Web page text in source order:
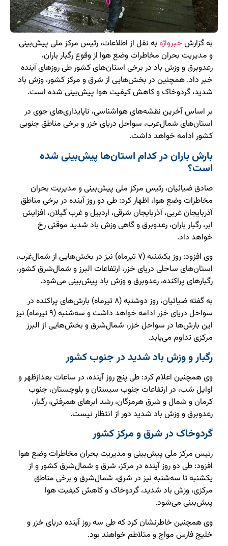
به گزارش خبرواژه به نقل از اطلاعات، رئیس مرکز ملی پیش‌بینی
و مدیریت بحران مخاطرات وضع هوا از وقوع رگبار باران،
رعدوبرق و وزش باد در برخی استان‌های کشور طی روزهای آینده
خبر داد. همچنین در بخش‌هایی از شرق و مرکز کشور، وزش باد
شدید، گردوخاک و کاهش کیفیت هوا پیش‌بینی شده است.
بر اساس آخرین نقشه‌های هواشناسی، ناپایداری‌های جوی در
استان‌های شمال‌غرب، سواحل دریای خزر و برخی مناطق جنوبی
کشور ادامه خواهد داشت.
بارش باران در کدام استان‌ها پیش‌بینی شده
است؟
صادق ضیائیان، رئیس مرکز ملی پیش‌بینی و مدیریت بحران
مخاطرات وضع هوا، اظهار کرد: طی دو روز آینده در برخی مناطق
آذربایجان غربی، آذربایجان شرقی، اردبیل و غرب گیلان، افزایش
ابر، رگبار باران، رعدوبرق و گاهی وزش باد شدید موقتی رخ
خواهد داد.
وی افزود: روز یکشنبه (۷ تیرماه) نیز در بخش‌هایی از شمال‌غرب،
استان‌های ساحلی دریای خزر، ارتفاعات البرز و شمال‌شرق کشور،
رگبارهای پراکنده، رعدوبرق و وزش باد پیش‌بینی می‌شود.
به گفته ضیائیان، روز دوشنبه (۸ تیرماه) بارش‌های پراکنده در
سواحل دریای خزر ادامه خواهد داشت و سه‌شنبه (۹ تیرماه) نیز
این بارش‌ها در سواحل خزر، شمال‌شرق و بخش‌هایی از البرز
مرکزی تداوم می‌یابد.
رگبار و وزش باد شدید در جنوب کشور
وی همچنین اعلام کرد: طی پنج روز آینده، در ساعات بعدازظهر و
اوایل شب، در ارتفاعات جنوب سیستان و بلوچستان، جنوب
کرمان و شمال و شرق هرمزگان، رشد ابرهای همرفتی، رگبار،
رعدوبرق و وزش باد شدید دور از انتظار نیست.
گردوخاک در شرق و مرکز کشور
رئیس مرکز ملی پیش‌بینی و مدیریت بحران مخاطرات وضع هوا
افزود: طی دو روز آینده در مرکز، شرق و شمال‌شرق کشور و از
یکشنبه تا سه‌شنبه نیز در شرق، شمال‌شرق و برخی مناطق
مرکزی، وزش باد شدید، گردوخاک و کاهش کیفیت هوا
پیش‌بینی می‌شود.
وی همچنین خاطرنشان کرد که طی سه روز آینده دریای خزر و
خلیج فارس مواج و متلاطم خواهند بود.